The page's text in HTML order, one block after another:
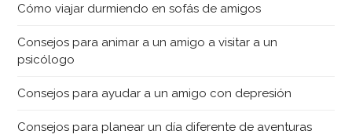
Cómo viajar durmiendo en sofás de amigos
Consejos para animar a un amigo a visitar a un
psicólogo
Consejos para ayudar a un amigo con depresión
Consejos para planear un día diferente de aventuras